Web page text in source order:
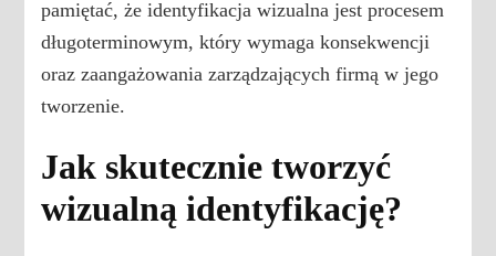
pamiętać, że identyfikacja wizualna jest procesem
długoterminowym, który wymaga konsekwencji
oraz zaangażowania zarządzających firmą w jego
tworzenie.
Jak skutecznie tworzyć
wizualną identyfikację?